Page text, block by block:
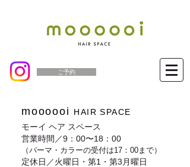
ご予約
moooooi
HAIR SPACE
モーイ ヘア スペース
営業時間／9：00〜18：00
（パーマ・カラーの受付は17：00まで）
定休日／火曜日・第1・第3月曜日